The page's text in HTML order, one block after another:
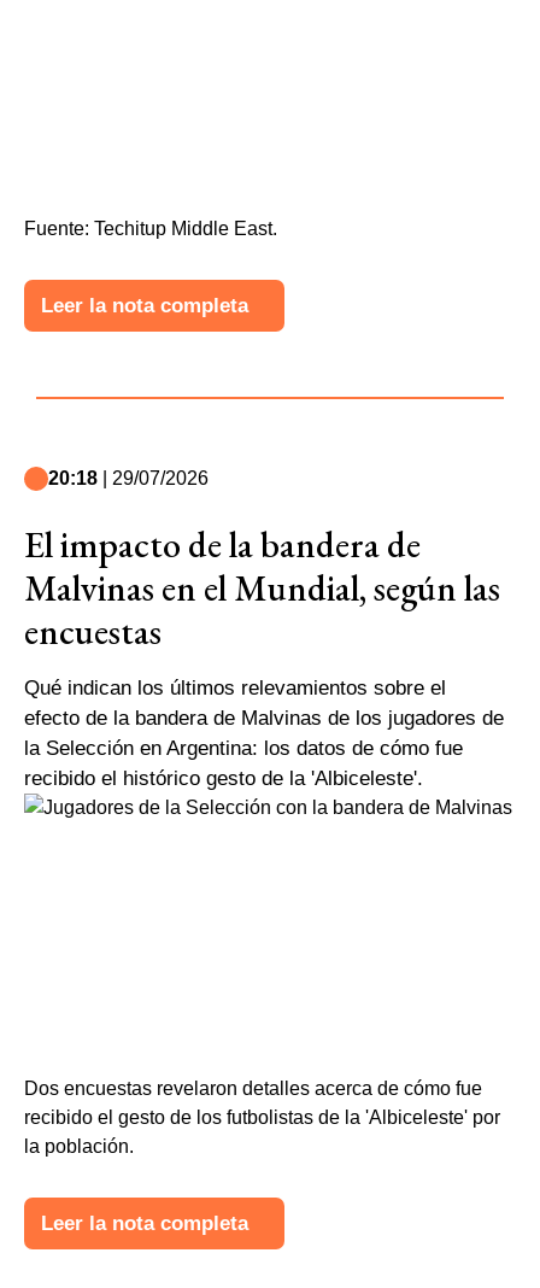
Fuente: Techitup Middle East.
Leer la nota completa
20:18 | 29/07/2026
El impacto de la bandera de
Malvinas en el Mundial, según las
encuestas
Qué indican los últimos relevamientos sobre el
efecto de la bandera de Malvinas de los jugadores de
la Selección en Argentina: los datos de cómo fue
recibido el histórico gesto de la 'Albiceleste'.
Dos encuestas revelaron detalles acerca de cómo fue
recibido el gesto de los futbolistas de la 'Albiceleste' por
la población.
Leer la nota completa